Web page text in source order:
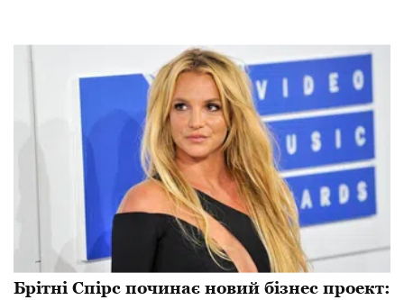
Брітні Спірс починає новий бізнес проект: